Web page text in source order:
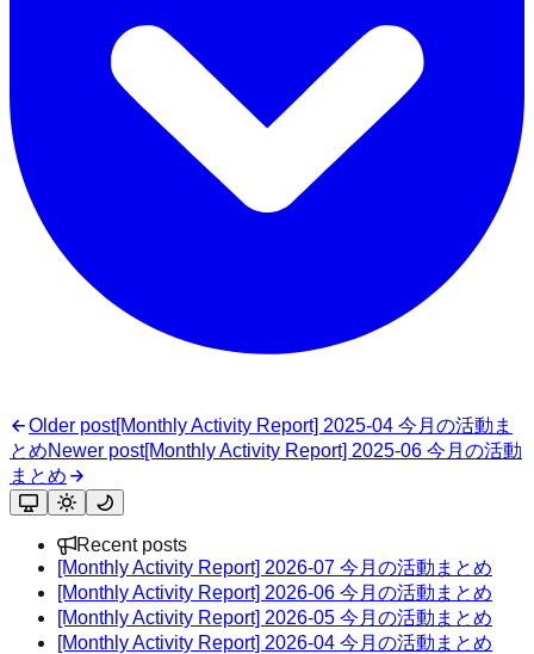
Older post[Monthly Activity Report] 2025-04 今月の活動ま
とめNewer post[Monthly Activity Report] 2025-06 今月の活動
まとめ
Recent posts
[Monthly Activity Report] 2026-07 今月の活動まとめ
[Monthly Activity Report] 2026-06 今月の活動まとめ
[Monthly Activity Report] 2026-05 今月の活動まとめ
[Monthly Activity Report] 2026-04 今月の活動まとめ